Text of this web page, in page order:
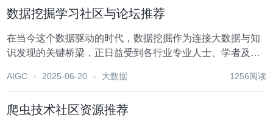
数据挖掘学习社区与论坛推荐
在当今这个数据驱动的时代，数据挖掘作为连接大数据与知
识发现的关键桥梁，正日益受到各行业专业人士、学者及爱
沿、解决实践中的难题，加入一个活跃且高质量的学习社区
AIGC 2025-06-20 大数据 1256阅读
爬虫技术社区资源推荐